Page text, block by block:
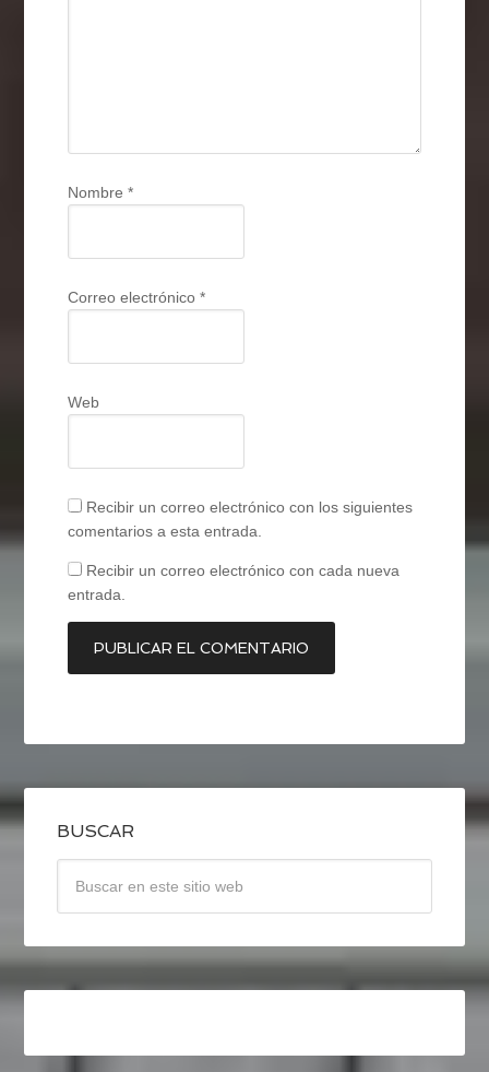
Nombre*
Correo electrónico*
Web
Recibir un correo electrónico con los siguientes
comentarios a esta entrada.
Recibir un correo electrónico con cada nueva
entrada.
BUSCAR